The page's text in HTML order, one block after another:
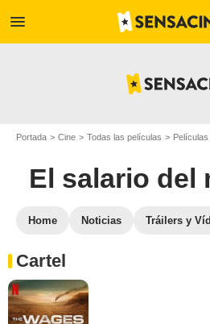
menu
Portada Cine Todas las películas
El salario del
Home Noticias Tráilers y
Cartel